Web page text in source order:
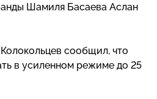
Шамиля Басаева Аслан
сообщил, что
в усиленном режиме до 25